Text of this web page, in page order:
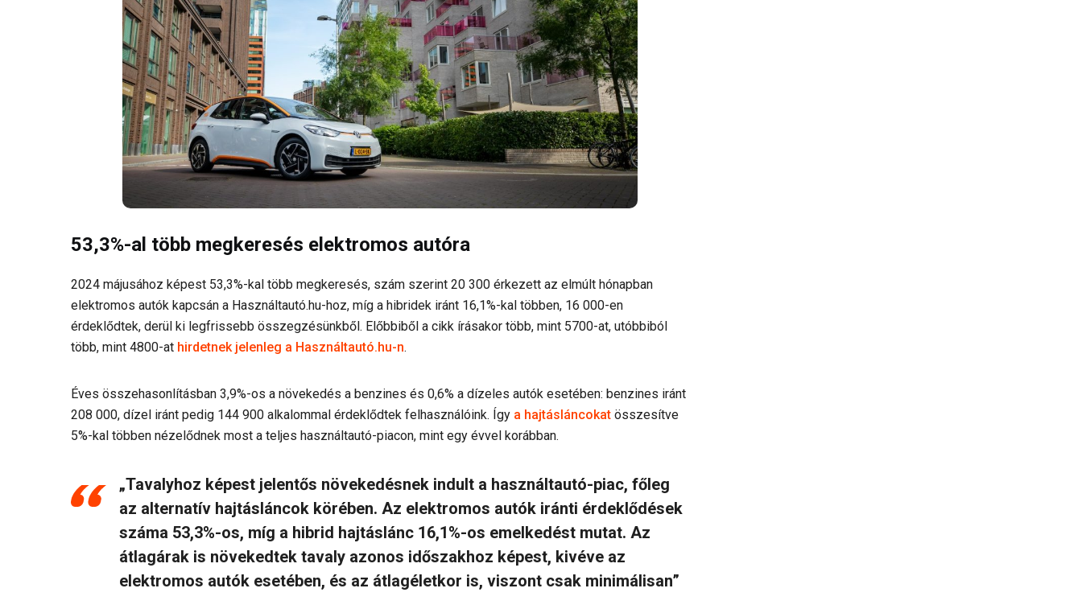
53,3%-al több megkeresés elektromos autóra
2024 májusához képest 53,3%-kal több megkeresés, szám szerint 20 300 érkezett az elmúlt hónapban
elektromos autók kapcsán a Használtautó.hu-hoz, míg a hibridek iránt 16,1%-kal többen, 16 000-en
érdeklődtek, derül ki legfrissebb összegzésünkből. Előbbiből a cikk írásakor több, mint 5700-at, utóbbiból
több, mint 4800-at hirdetnek jelenleg a Használtautó.hu-n.
Éves összehasonlításban 3,9%-os a növekedés a benzines és 0,6% a dízeles autók esetében: benzines iránt
208 000, dízel iránt pedig 144 900 alkalommal érdeklődtek felhasználóink. Így a hajtásláncokat összesítve
5%-kal többen nézelődnek most a teljes használtautó-piacon, mint egy évvel korábban.
„Tavalyhoz képest jelentős növekedésnek indult a használtautó-piac, főleg
az alternatív hajtásláncok körében. Az elektromos autók iránti érdeklődések
száma 53,3%-os, míg a hibrid hajtáslánc 16,1%-os emelkedést mutat. Az
átlagárak is növekedtek tavaly azonos időszakhoz képest, kivéve az
elektromos autók esetében, és az átlagéletkor is, viszont csak minimálisan”